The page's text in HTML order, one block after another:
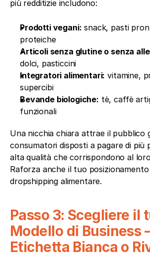
più redditizie includono:
Prodotti vegani: snack, pasti
proteiche
Articoli senza glutine o senza
dolci, pasticcini
Integratori alimentari: vitamine,
supercibi
Bevande biologiche: tè, caffè
funzionali
Una nicchia chiara attrae il pubblico
consumatori disposti a pagare di più
alta qualità che corrispondono al
Raforza anche il tuo
dropshipping alimentare.
Passo 3: Scegliere il
Modello di Business
Etichetta Bianca o